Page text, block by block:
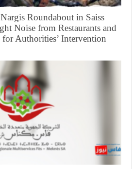
Roundabout in Saiss
Noise from Restaurants and
Authorities’ Intervention